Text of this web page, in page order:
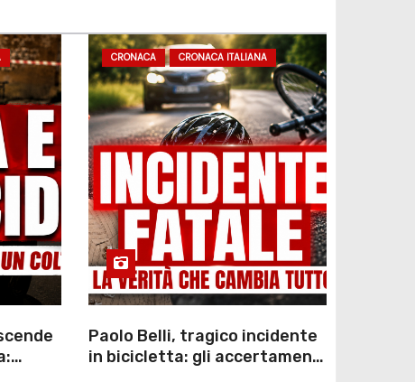
CRONACA CRONACA ITALIANA
Paolo Belli, tragico incidente
in bicicletta: gli accertamenti